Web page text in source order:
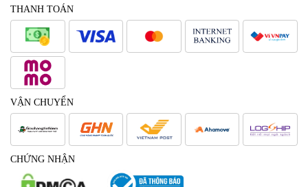
THANH TOÁN
VẬN CHUYỂN
CHỨNG NHẬN